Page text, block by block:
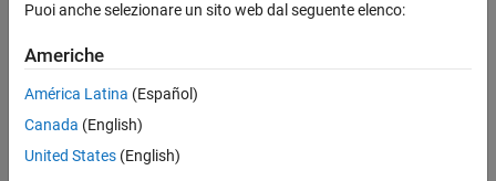
Puoi anche selezionare un sito web dal seguente elenco:
Americhe
América Latina (Español)
Canada (English)
United States (English)